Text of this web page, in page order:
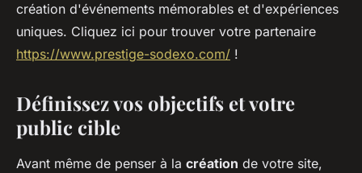
création d'événements mémorables et d'expériences
uniques. Cliquez ici pour trouver votre partenaire
https://www.prestige-sodexo.com/ !
Définissez vos objectifs et votre
public cible
Avant même de penser à la création de votre site,